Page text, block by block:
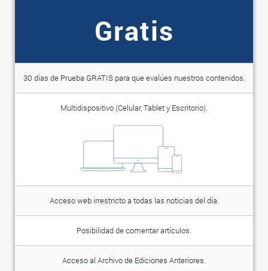
Gratis
30 días de Prueba GRATIS para que evalúes nuestros contenidos.
Multidispositivo (Celular, Tablet y Escritorio).
Acceso web irrestricto a todas las noticias del día.
Posibilidad de comentar artículos.
Acceso al Archivo de Ediciones Anteriores.